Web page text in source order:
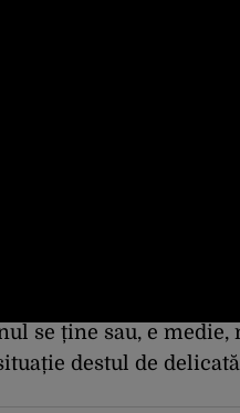
se ține sau, e medie,
destul de